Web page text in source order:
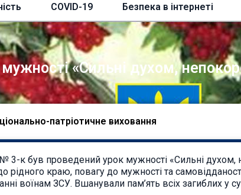
COVID-19 Безпека в інтернеті
«Сильні духом,
патріотичне виховання
№ 3-к був проведений урок мужності «Сильні
рідного краю, повагу до мужності та
воїнам ЗСУ. Вшанували пам’ять всіх загиблих у